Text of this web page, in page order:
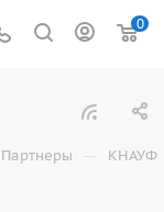
0
Партнеры — КНАУФ